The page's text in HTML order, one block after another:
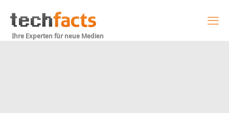
Ihre Experten für neue Medien